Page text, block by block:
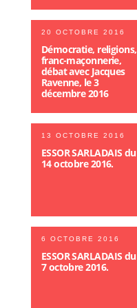
20 OCTOBRE 2016
Démocratie, religions,
franc-maçonnerie,
débat avec Jacques
Ravenne, le 3
décembre 2016
13 OCTOBRE 2016
ESSOR SARLADAIS du
14 octobre 2016.
6 OCTOBRE 2016
ESSOR SARLADAIS du
7 octobre 2016.